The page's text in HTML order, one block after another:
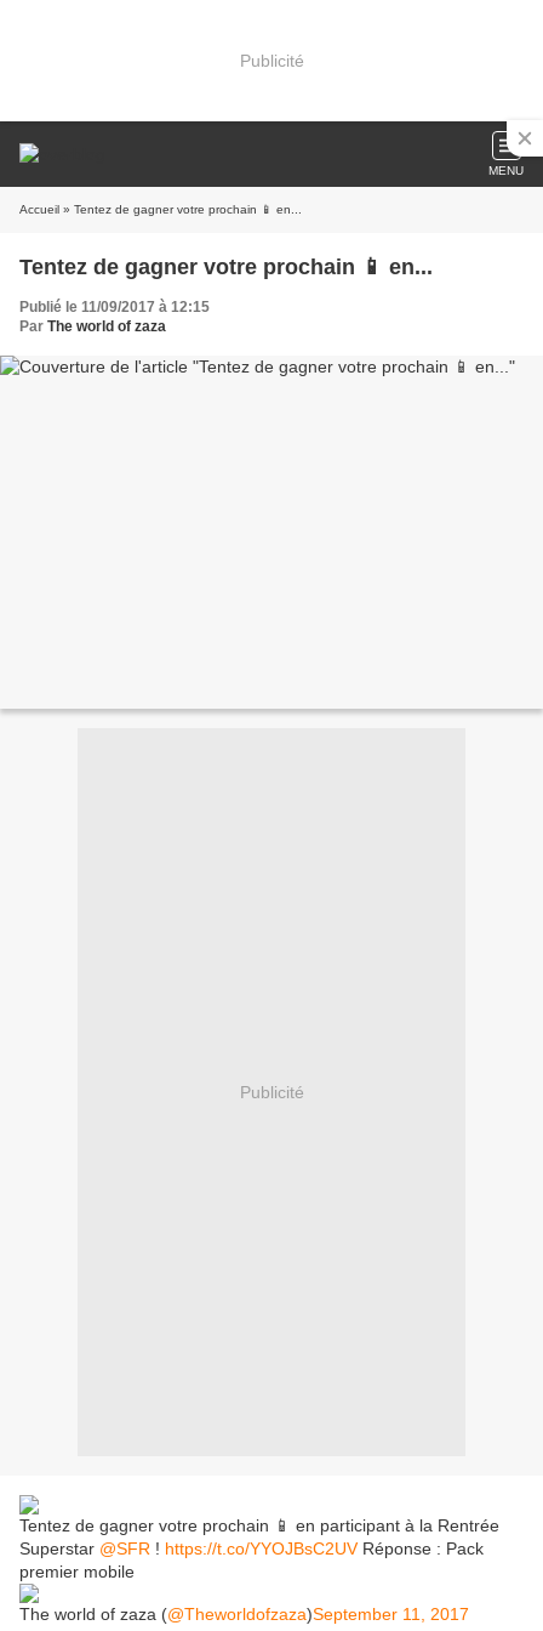
Publicité
MENU
Accueil » Tentez de gagner votre prochain 📱 en...
Tentez de gagner votre prochain 📱 en...
Publié le 11/09/2017 à 12:15
Par The world of zaza
Publicité
Tentez de gagner votre prochain 📱 en participant à la Rentrée
Superstar @SFR ! https://t.co/YYOJBsC2UVRéponse : Pack
premier mobile
The world of zaza (@Theworldofzaza)September 11, 2017